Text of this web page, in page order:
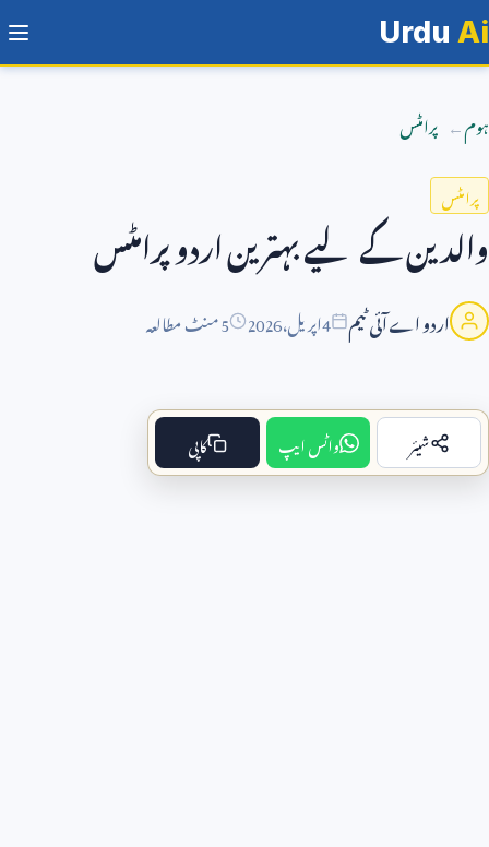
Urdu Ai
ہوم پرامٹس
پرامٹس
والدین کے لیے بہترین اردو پرامٹس
اردو اے آئی ٹیم 4اپریل،2026 5 منٹ مطالعہ
شیئر واٹس ایپ کاپی